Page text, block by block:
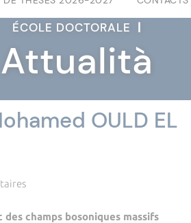
ÉCOLE DOCTORALE |
Attualità
OULD EL
champs bosoniques massifs